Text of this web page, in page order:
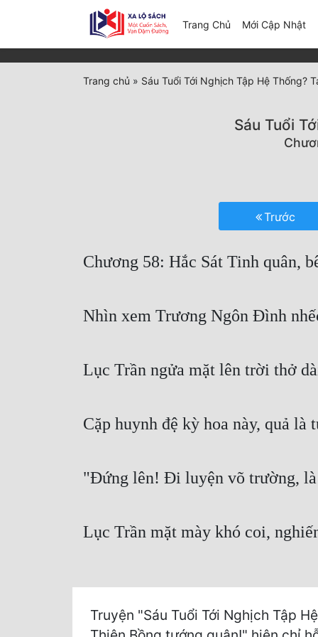
Trang Chủ Mới Cập Nhật
Trang chủ » Sáu Tuổi Tới Nghịch Tập Hệ Thống?
Sáu Tuổi
Trước
Chương 58: Hắc Sát Tinh quân,
Nhìn xem Trương Ngôn Đình
Lục Trần ngửa mặt lên trời thở
Cặp huynh đệ kỳ hoa này, quả là
"Đứng lên! Đi luyện võ trường,
Lục Trần mặt mày khó coi,
Truyện "Sáu Tuổi Tới Nghịch Tập